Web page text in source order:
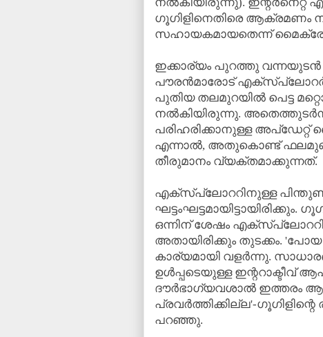
ഗൂഗിളിനെതിരെ ആക്രമണം
സഹായകമായതെന്ന്
ഇക്കാര്യം പുറത്തു
പൗരന്‍മാരോട് എക്‌സ്‌പ്ലോറര്‍
പുതിയ തലമുറയില്‍ പെട്ട
നല്‍കിയിരുന്നു.
പരിഹരിക്കാനുള്ള അപ്‌ഡേറ്റ്
എന്നാല്‍, അതുകൊണ്ട്
തീരുമാനം വ്യക്തമാക്കുന്നത്.
എക്‌സ്‌പ്ലോററിനുള്ള പിന്തുണ
ഒന്നിന് ശേഷം
അതായിരിക്കും തുടക്കം.
കാര്യമായി വളര്‍ന്നു.
ഉള്‍പ്പടെയുള്ള ഇന്ററാക്ടീവ്
ദൗര്‍ഭാഗ്യവശാല്‍ ഇത്തരം
പ്രവര്‍ത്തിക്കില്ല'-
പറഞ്ഞു.